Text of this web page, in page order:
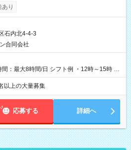
の上限あり、手数料無料（Amazon負担）
り
石内北4-4-3
合同会社
：最大8時間/日 シフト例 ・12時～15時 入
トをご確認の上、申請してください。
以上の大量募集
応募する 詳細へ